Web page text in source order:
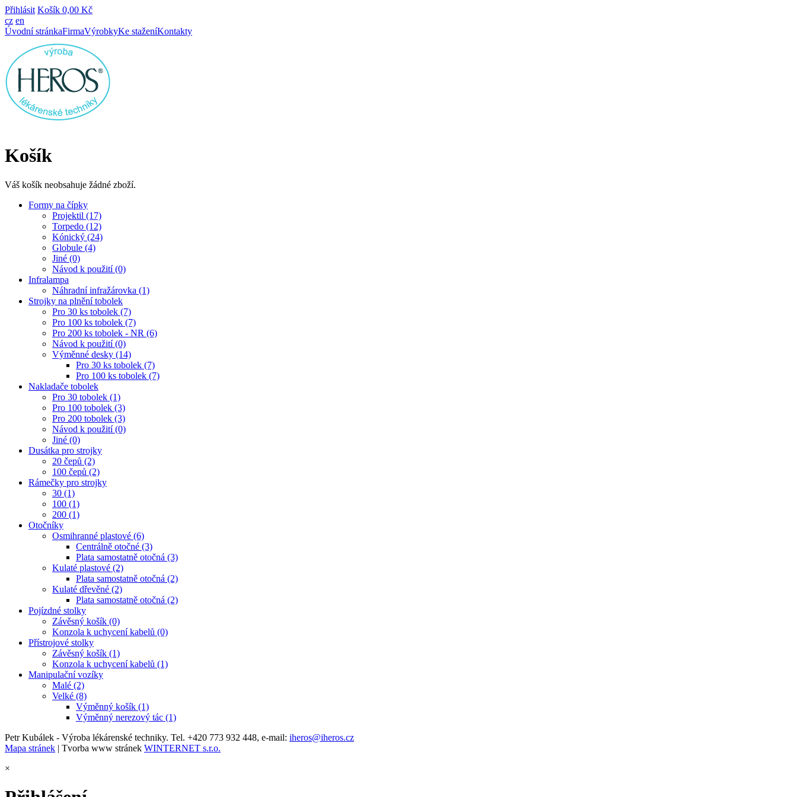
Přihlásit Košík 0,00 Kč
cz en
Úvodní stránkaFirmaVýrobkyKe staženíKontakty
Košík
Váš košík neobsahuje žádné zboží.
Formy na čípky
Projektil (17)
Torpedo (12)
Kónický (24)
Globule (4)
Jiné (0)
Návod k použití (0)
Infralampa
Náhradní infražárovka (1)
Strojky na plnění tobolek
Pro 30 ks tobolek (7)
Pro 100 ks tobolek (7)
Pro 200 ks tobolek - NR (6)
Návod k použití (0)
Výměnné desky (14)
Pro 30 ks tobolek (7)
Pro 100 ks tobolek (7)
Nakladače tobolek
Pro 30 tobolek (1)
Pro 100 tobolek (3)
Pro 200 tobolek (3)
Návod k použití (0)
Jiné (0)
Dusátka pro strojky
20 čepů (2)
100 čepů (2)
Rámečky pro strojky
30 (1)
100 (1)
200 (1)
Otočníky
Osmihranné plastové (6)
Centrálně otočné (3)
Plata samostatně otočná (3)
Kulaté plastové (2)
Plata samostatně otočná (2)
Kulaté dřevěné (2)
Plata samostatně otočná (2)
Pojízdné stolky
Závěsný košík (0)
Konzola k uchycení kabelů (0)
Přístrojové stolky
Závěsný košík (1)
Konzola k uchycení kabelů (1)
Manipulační vozíky
Malé (2)
Velké (8)
Výměnný košík (1)
Výměnný nerezový tác (1)
Petr Kubálek - Výroba lékárenské techniky. Tel. +420 773 932 448, e-mail: iheros@iheros.cz
Mapa stránek | Tvorba www stránek WINTERNET s.r.o.
×